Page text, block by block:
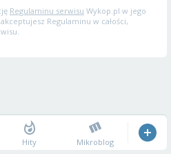
Regulaminu serwisu Wykop.pl w jego
Regulaminu w całości,
Hity Mikroblog